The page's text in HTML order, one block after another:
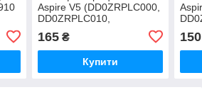
Aspire V5 (DD0ZRPLC000,
DD0ZRPLC010,
165₴
Купити
150